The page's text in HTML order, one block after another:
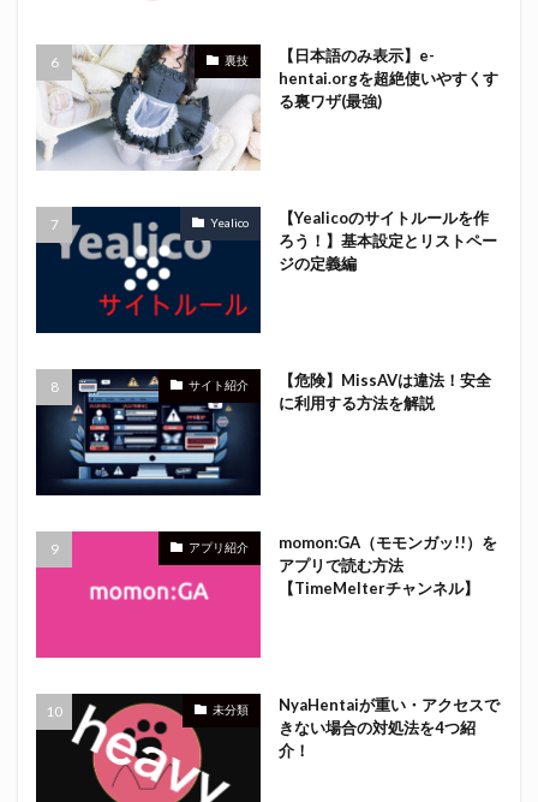
裏技
【日本語のみ表示】e-
hentai.orgを超絶使いやすくす
る裏ワザ(最強)
Yealico
【Yealicoのサイトルールを作
ろう！】基本設定とリストペー
ジの定義編
サイト紹介
【危険】MissAVは違法！安全
に利用する方法を解説
アプリ紹介
momon:GA（モモンガッ!!）を
アプリで読む方法
【TimeMelterチャンネル】
未分類
NyaHentaiが重い・アクセスで
きない場合の対処法を4つ紹
介！